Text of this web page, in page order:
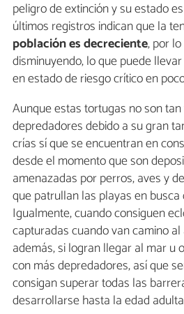
peligro de extinción y su estado
últimos registros indican que la
población es decreciente, por
disminuyendo, lo que puede
en estado de riesgo crítico en
Aunque estas tortugas no son
depredadores debido a su gran
crías sí que se encuentran en
desde el momento que son
amenazadas por perros, aves y
que patrullan las playas en busca
Igualmente, cuando consiguen
capturadas cuando van camino
además, si logran llegar al mar u
con más depredadores, así que
consigan superar todas las
desarrollarse hasta la edad